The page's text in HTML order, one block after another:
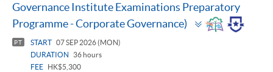
Governance Institute Examinations Preparatory
Programme - Corporate Governance)
Toggle
panel
PT START 07 SEP 2026 (MON)
DURATION
36 hours
FEE
HK$5,300